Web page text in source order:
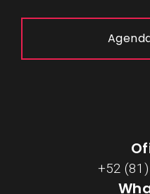
+52